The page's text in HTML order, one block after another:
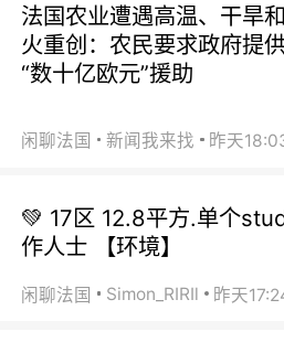
法国农业遭遇高温、干旱
火重创：农民要求政府提
“数十亿欧元”援助
闲聊法国 新闻我来找 昨天
💚 17区 12.8平方.单个
作人士 【环境】
闲聊法国 Simon_RIRIl 昨天